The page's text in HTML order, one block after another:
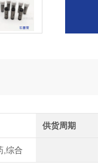
供货周期
,综合